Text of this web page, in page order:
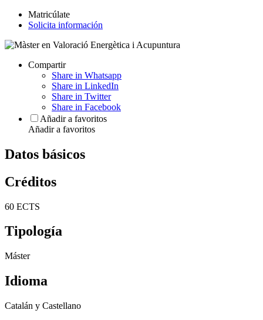
Matricúlate
Solicita información
Compartir
Share in Whatsapp
Share in LinkedIn
Share in Twitter
Share in Facebook
Añadir a favoritos
Añadir a favoritos
Datos básicos
Créditos
60 ECTS
Tipología
Máster
Idioma
Catalán y Castellano